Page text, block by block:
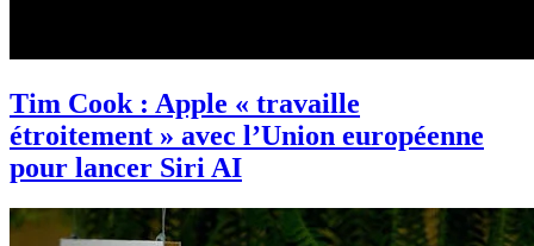
Tim Cook : Apple « travaille
étroitement » avec l’Union européenne
pour lancer Siri AI